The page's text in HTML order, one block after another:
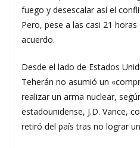
fuego y desescalar así el
Pero, pese a las casi 21
acuerdo.
Desde el lado de Estados
Teherán no asumió un
realizar un arma nuclear,
estadounidense, J.D. Vance,
retiró del país tras no lograr